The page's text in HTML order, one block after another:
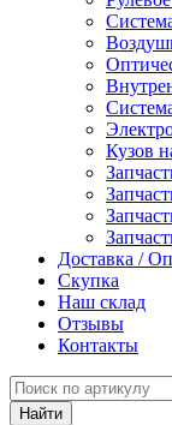
Кузов
Доставка /
Скупка
Наш склад
Отзывы
Контакты